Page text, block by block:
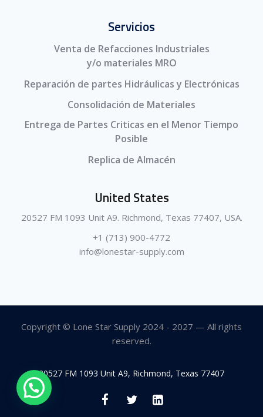
Servicios
Venta de Refacciones Industriales
y/o materiales MRO
Reparación de partes Hidráulicas y Electrónicas
Consolidación de Materiales
Entrega de Partes Criticas en el Menor Tiempo
Posible
Replica de Almacén
United States
20527 FM 1093 Unit A9. Richmond, Texas 77407, USA.
+1 (713) 900-4772
info@lonestar-supply.com
Copyright © Lone Star Supply 2024 - 2027 — All rights
reserved.
20527 FM 1093 Unit A9, Richmond, Texas 77407